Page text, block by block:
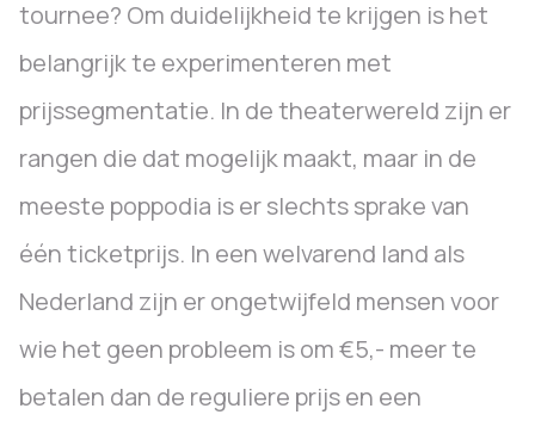
tournee? Om duidelijkheid te krijgen is het
belangrijk te experimenteren met
prijssegmentatie. In de theaterwereld zijn er
rangen die dat mogelijk maakt, maar in de
meeste poppodia is er slechts sprake van
één ticketprijs. In een welvarend land als
Nederland zijn er ongetwijfeld mensen voor
wie het geen probleem is om €5,- meer te
betalen dan de reguliere prijs en een